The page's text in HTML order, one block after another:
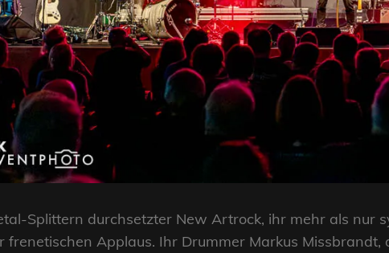
Splittern durchsetzter New Artrock, ihr mehr als nur
frenetischen Applaus. Ihr Drummer Markus